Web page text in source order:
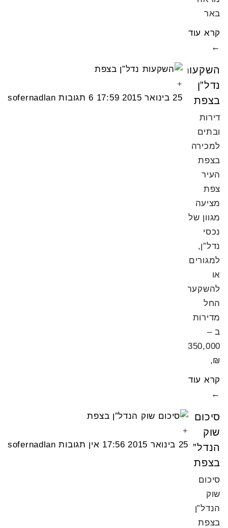
באר
קרא עוד
←
25 בינואר 2015 17:59 6 תגובות sofernadlan
השקעות
נדל”ן
בצפת
דירות
ובתים
למכירה
בצפת
העיר
צפת
מציעה
מגוון של
נכסי
נדל”ן,
למגורים
או
להשקעה,
החל
מדירות
ב –
350,000
₪,
קרא עוד
←
25 בינואר 2015 17:56 אין תגובות sofernadlan
סיכום
שוק
הנדל”ן
בצפת
סיכום
שוק
הנדל”ן
בצפת